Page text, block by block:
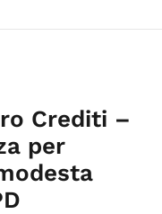
Crediti –
per